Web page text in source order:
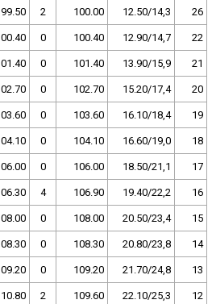
99.50 2 100.00 12.50/14,3 26
0 100.40 12.90/14,7 22
0 101.40 13.90/15,9 21
0 102.70 15.20/17,4 20
0 103.60 16.10/18,4 19
0 104.10 16.60/19,0 18
0 106.00 18.50/21,1 17
4 106.90 19.40/22,2 16
0 108.00 20.50/23,4 15
0 108.30 20.80/23,8 14
0 109.20 21.70/24,8 13
2 109.60 22.10/25,3 12